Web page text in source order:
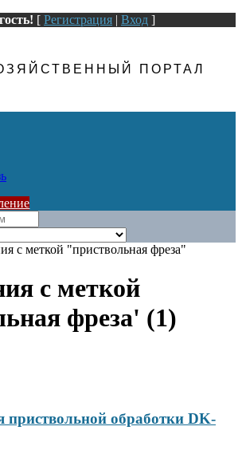
гость! [ Регистрация | Вход ]
ПОРТАЛ
с меткой "приствольная фреза"
с меткой
фреза' (1)
приствольной обработки DK-